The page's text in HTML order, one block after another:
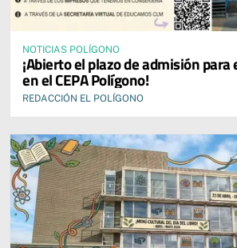
NOTICIAS POLÍGONO
¡Abierto el plazo de admisión
en el CEPA Polígono!
REDACCIÓN EL POLÍGONO